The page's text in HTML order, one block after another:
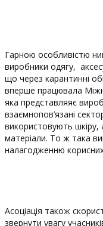
Гарною особливістю
виробники одягу,
що через карантинні
вперше працювала
яка представляяє
взаємнопов’язані
використовують шкіру,
матеріали. То ж така
налагодженню
Асоціація також
звернути увагу